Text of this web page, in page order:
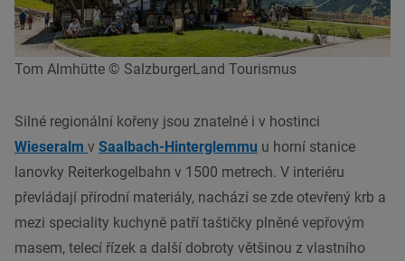
Tom Almhütte © SalzburgerLand Tourismus
Silné regionální kořeny jsou znatelné i v hostinci
Wieseralm v Saalbach-Hinterglemmu u horní stanice
lanovky Reiterkogelbahn v 1500 metrech. V interiéru
převládají přírodní materiály, nachází se zde otevřený krb a
mezi speciality kuchyně patří taštičky plněné vepřovým
masem, telecí řízek a další dobroty většinou z vlastního